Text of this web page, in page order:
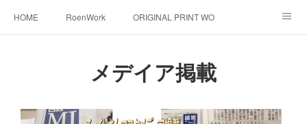
HOME RoenWork ORIGINAL PRINT WORK SHOP
1枚プリント DTF転写プリント
転写（カッティングシート）昇華転写プリント
メデイア掲載